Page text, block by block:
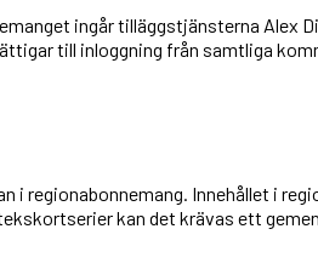
ingår tilläggstjänsterna Alex
till inloggning från samtliga
i regionabonnemang. Innehållet i
kan det krävas ett